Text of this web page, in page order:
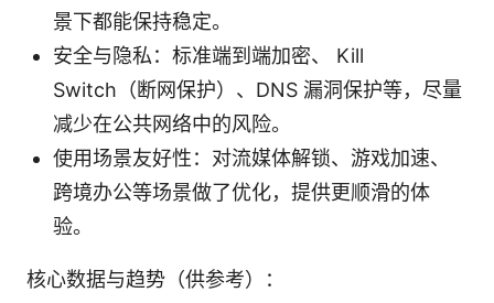
景下都能保持稳定。
安全与隐私：标准端到端加密、 Kill
Switch（断网保护）、DNS 漏洞保护等，尽量
减少在公共网络中的风险。
使用场景友好性：对流媒体解锁、游戏加速、
跨境办公等场景做了优化，提供更顺滑的体
验。
核心数据与趋势（供参考）：